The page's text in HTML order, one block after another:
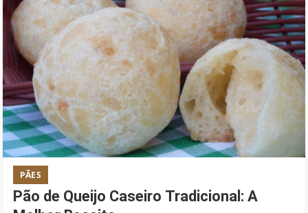
PÃES
Pão de Queijo Caseiro Tradicional: A